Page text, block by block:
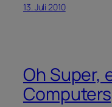
13. Juli 2010
Oh Super,